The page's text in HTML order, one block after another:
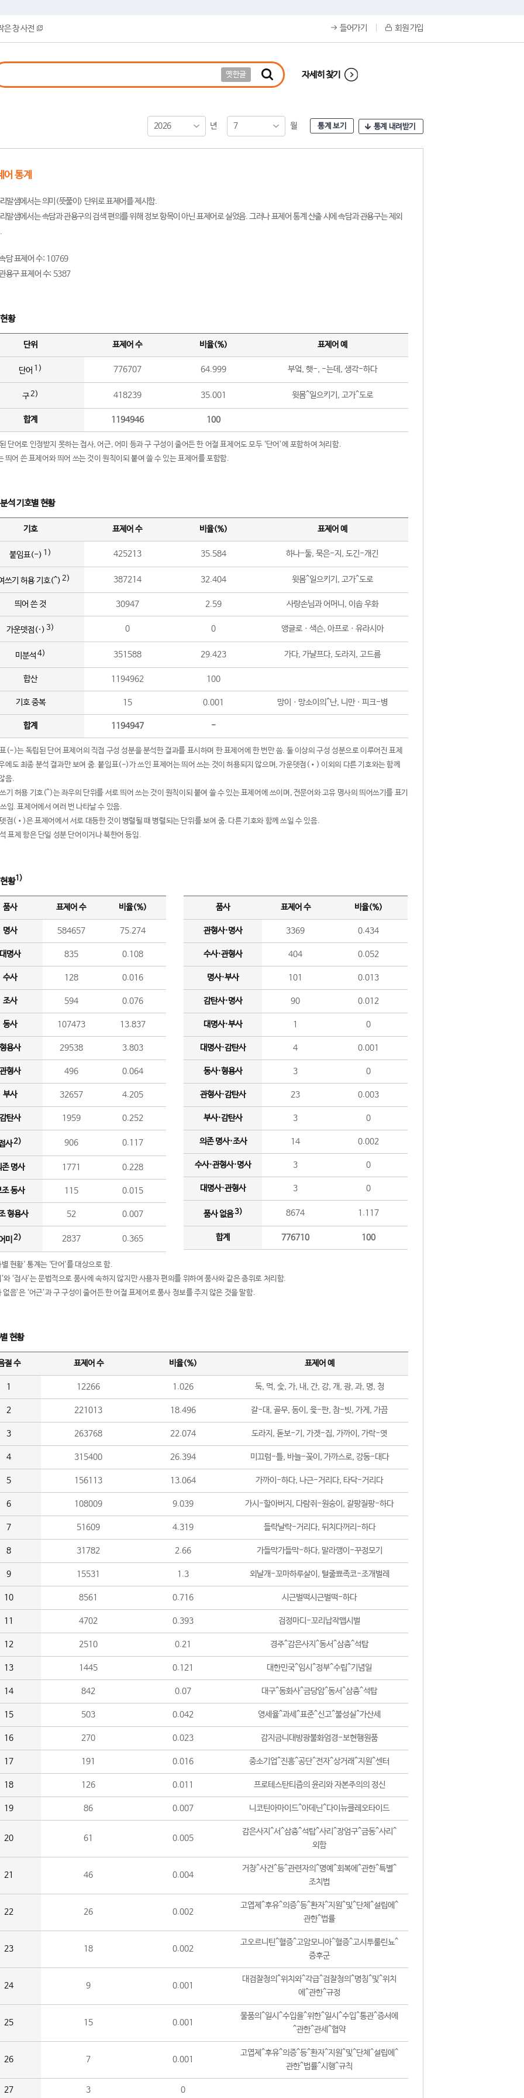
은 창 사전 들어가기 회원 가입
옛한글 자세히 찾기
2026 년 7 월 통계 보기 통계 내려받기
어 통계
말샘에서는 의미(뜻풀이) 단위로 표제어를 제시함.
말샘에서는 속담과 관용구의 검색 편의를 위해 정보 항목이 아닌 표제어로 실었음. 그러나 표제어 통계 산출 시에 속담과 관용구는 제외
담 표제어 수: 10769
용구 표제어 수: 5387
황
단위 표제어 수 비율(%) 표제어 예
단어 1) 776707 64.999 부엌, 햇-, -는데, 생각-하다
구2) 418239 35.001 윗몸^일으키기, 고가^도로
합계 1194946 100
단어로 인정받지 못하는 접사, 어근, 어미 등과 구 구성이 줄어든 한 어절 표제어도 모두 ‘단어’에 포함하여 처리함.
띄어 쓴 표제어와 띄어 쓰는 것이 원칙이되 붙여 쓸 수 있는 표제어를 포함함.
석 기호별 현황
기호 표제어 수 비율(%) 표제어 예
붙임표(-) 1) 425213 35.584 하나-둘, 묵은-지, 도긴-개긴
쓰기 허용 기호(^) 2) 387214 32.404 윗몸^일으키기, 고가^도로
띄어 쓴 것 30947 2.59 사랑손님과 어머니, 이솝 우화
가운뎃점(·) 3) 0 0 앵글로ㆍ색슨, 아프로ㆍ유라시아
미분석 4) 351588 29.423 가다, 가냘프다, 도라지, 고드름
합산 1194962 100
기호 중복 15 0.001 망이ㆍ망소이의^난, 니만ㆍ피크-병
합계 1194947 -
(-)는 독립된 단어 표제어의 직접 구성 성분을 분석한 결과를 표시하며 한 표제어에 한 번만 씀. 둘 이상의 구성 성분으로 이루어진 표제
에도 최종 분석 결과만 보여 줌. 붙임표(-)가 쓰인 표제어는 띄어 쓰는 것이 허용되지 않으며, 가운뎃점(•) 이외의 다른 기호와는 함께
음.
기 허용 기호(^)는 좌우의 단위를 서로 띄어 쓰는 것이 원칙이되 붙여 쓸 수 있는 표제어에 쓰이며, 전문어와 고유 명사의 띄어쓰기를 표기
임. 표제어에서 여러 번 나타날 수 있음.
점(•)은 표제어에서 서로 대등한 것이 병렬될 때 병렬되는 단위를 보여 줌. 다른 기호와 함께 쓰일 수 있음.
표제 항은 단일 성분 단어이거나 북한어 등임.
황1)
품사 표제어 수 비율(%)
명사 584657 75.274
명사 835 0.108
수사 128 0.016
조사 594 0.076
동사 107473 13.837
용사 29538 3.803
형사 496 0.064
부사 32657 4.205
탄사 1959 0.252
사2) 906 0.117
존 명사 1771 0.228
조 동사 115 0.015
형용사 52 0.007
미 2) 2837 0.365
품사 표제어 수 비율(%)
관형사·명사 3369 0.434
수사·관형사 404 0.052
명사·부사 101 0.013
감탄사·명사 90 0.012
대명사·부사 1 0
대명사·감탄사 4 0.001
동사·형용사 3 0
관형사·감탄사 23 0.003
부사·감탄사 3 0
의존 명사·조사 14 0.002
수사·관형사·명사 3 0
대명사·관형사 3 0
품사 없음3) 8674 1.117
합계 776710 100
현황' 통계는 '단어'를 대상으로 함.
와 ‘접사’는 문법적으로 품사에 속하지 않지만 사용자 편의를 위하여 품사와 같은 층위로 처리함.
없음’은 ‘어근’과 구 구성이 줄어든 한 어절 표제어로 품사 정보를 주지 않은 것을 말함.
현황
절 수 표제어 수 비율(%) 표제어 예
1 12266 1.026 둑, 먹, 숯, 가, 내, 간, 강, 개, 광, 과, 명, 청
2 221013 18.496 갈-대, 골무, 동이, 윷-판, 참-빗, 가게, 가끔
3 263768 22.074 도라지, 돋보-기, 가겟-집, 가까이, 가락-엿
4 315400 26.394 미끄럼-틀, 바늘-꽂이, 가까스로, 강동-대다
5 156113 13.064 가까이-하다, 나근-거리다, 타닥-거리다
6 108009 9.039 가시-할아버지, 다람쥐-원숭이, 갈팡질팡-하다
7 51609 4.319 들락날락-거리다, 뒤치다꺼리-하다
8 31782 2.66 가들막가들막-하다, 말라깽이-꾸정모기
9 15531 1.3 외날개-꼬마하루살이, 털줄뾰족코-조개벌레
10 8561 0.716 시근벌떡시근벌떡-하다
11 4702 0.393 검정마디-꼬리납작맵시벌
12 2510 0.21 경주^감은사지^동서^삼층^석탑
13 1445 0.121 대한민국^임시^정부^수립^기념일
14 842 0.07 대구^동화사^금당암^동서^삼층^석탑
15 503 0.042 영세율^과세^표준^신고^불성실^가산세
16 270 0.023 감지금니대방광불화엄경-보현행원품
17 191 0.016 중소기업^진흥^공단^전자^상거래^지원^센터
18 126 0.011 프로테스탄티즘의 윤리와 자본주의의 정신
19 86 0.007 니코틴아마이드^아데닌^다이뉴클레오타이드
20 61 0.005
감은사지^서^삼층^석탑^사리^장엄구^금동^사리^
외함
21 46 0.004
거창^사건^등^관련자의^명예^회복에^관한^특별^
조치법
22 26 0.002
고엽제^후유^의증^등^환자^지원^및^단체^설립에^
관한^법률
23 18 0.002
고오르니틴^혈증^고암모니아^혈증^고시투룰린뇨^
증후군
24 9 0.001
대검찰청의^위치와^각급^검찰청의^명칭^및^위치
에^관한^규정
25 15 0.001
물품의^일시^수입을^위한^일시^수입^통관^증서에
^관한^관세^협약
26 7 0.001
고엽제^후유^의증^등^환자^지원^및^단체^설립에^
관한^법률^시행^규칙
27 3 0